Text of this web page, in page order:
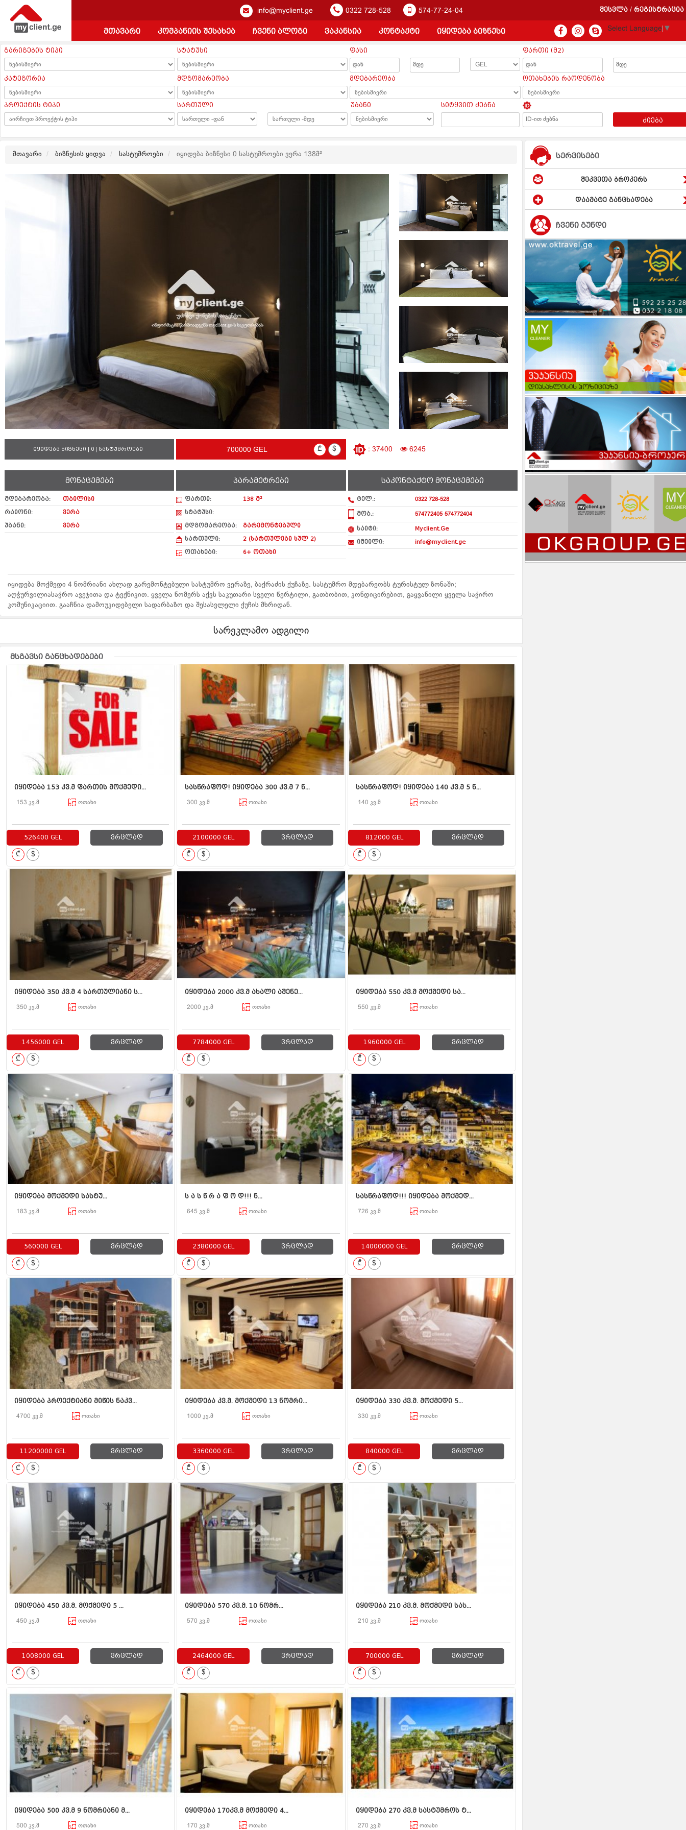
info@myclient.ge 0322 728-528 574-77-24-04 შესვლა / რეგისტრაცია
მთავარი კომპანიის შესახებ ჩვენი ბლოგი ვაკანსია კონტაქტი იყიდება ბიზნესი Select Language ▼
გარიგების ტიპი სტატუსი ფასი ფართი (მ2)
კატეგორია მდგომარეობა მდებარეობა ოთახების რაოდენობა
პროექტის ტიპი სართული უბანი სიტყვით ძებნა
ძიება
მთავარი ბიზნესის ყიდვა სასტუმროები იყიდება ბიზნესი 0 სასტუმროები ვერა 138მ²
იყიდება ბიზნესი | 0 | სასტუმროები 700000 GEL ₾ $ : 37400 6245
მონაცემები პარამეტრები საკონტაქტო მონაცემები
მდებარეობა:
თბილისი
რაიონი:
ვერა
უბანი:
ვერა
ფართი:
138 მ²
სტატუსი:
მდგომარეობა:
გარემონტებული
სართული:
2 (სართულები სულ 2)
ოთახები:
6+ ოთახი
ტელ.: 0322 728-528
მობ.: 574772405 574772404
საიტი:
Myclient.Ge
იმეილი:
info@myclient.ge
იყიდება მოქმედი 4 ნომრიანი ახლად გარემონტებული სასტუმრო ვერაზე, ბაქრაძის ქუჩაზე. სასტუმრო მდებარეობს ტურისტულ ზონაში;
აღჭურვილიასაჭრო ავეჯითა და ტექნიკით. ყველა ნომერს აქვს საკუთარი სველი წერტილი, გათბობით, კონდიცირებით, გაყვანილი ყველა საჭირო
კომუნიკაციით. გააჩნია დამოუკიდებელი სადარბაზო და შესასვლელი ქუჩის მხრიდან.
სარეკლამო ადგილი
მსგავსი განცხადებები
იყიდება 153 კვ.მ ფართის მოქმედი...
153 კვ.მ ოთახი
526400 GEL ვრცლად
₾ $
სასწრაფოდ! იყიდება 300 კვ.მ 7 ნ...
300 კვ.მ ოთახი
2100000 GEL ვრცლად
₾ $
სასწრაფოდ! იყიდება 140 კვ.მ 5 ნ...
140 კვ.მ ოთახი
812000 GEL ვრცლად
₾ $
იყიდება 350 კვ.მ 4 სართულიანი ს...
350 კვ.მ ოთახი
1456000 GEL ვრცლად
₾ $
იყიდება 2000 კვ.მ ახალი აშენე...
2000 კვ.მ ოთახი
7784000 GEL ვრცლად
₾ $
იყიდება 550 კვ.მ მოქმედი სა...
550 კვ.მ ოთახი
1960000 GEL ვრცლად
₾ $
იყიდება მოქმედი სასტუ...
183 კვ.მ ოთახი
560000 GEL ვრცლად
₾ $
ს ა ს წ რ ა ფ ო დ!!! ნ...
645 კვ.მ ოთახი
2380000 GEL ვრცლად
₾ $
სასწრაფოდ!!! იყიდება მოქმედ...
726 კვ.მ ოთახი
14000000 GEL ვრცლად
₾ $
იყიდება პროექტიანი მიწის ნაკვ...
4700 კვ.მ ოთახი
11200000 GEL ვრცლად
₾ $
იყიდება კვ.მ. მოქმედი 13 ნომრი...
1000 კვ.მ ოთახი
3360000 GEL ვრცლად
₾ $
იყიდება 330 კვ.მ. მოქმედი 5...
330 კვ.მ ოთახი
840000 GEL ვრცლად
₾ $
იყიდება 450 კვ.მ. მოქმედი 5 ...
450 კვ.მ ოთახი
1008000 GEL ვრცლად
₾ $
იყიდება 570 კვ.მ. 10 ნომრ...
570 კვ.მ ოთახი
2464000 GEL ვრცლად
₾ $
იყიდება 210 კვ.მ. მოქმედი სას...
210 კვ.მ ოთახი
700000 GEL ვრცლად
₾ $
იყიდება 500 კვ.მ 9 ნომრიანი მ...
500 კვ.მ ოთახი
იყიდება 170კვ.მ მოქმედი 4...
170 კვ.მ ოთახი
იყიდება 270 კვ.მ სასტუმროს ტ...
270 კვ.მ ოთახი
სერვისები
შეკვეთა ბროკერს
დაამატე განცხადება
ჩვენი გუნდი